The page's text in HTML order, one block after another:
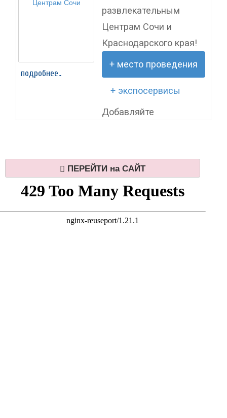
развлекательным
Центрам Сочи и
Краснодарского края!
+ место проведения
+ экспосервисы
Добавляйте
Выставок, Форумов,
Мастер-классов,
Семинаров Конгрессов!
Убеждены, что ваши
плошадки ищут многие
подробнее..
ПЕРЕЙТИ на САЙТ